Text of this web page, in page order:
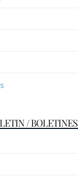
/ BOLETINES